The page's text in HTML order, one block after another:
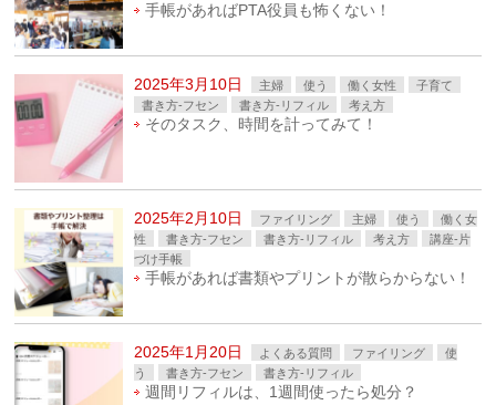
手帳があればPTA役員も怖くない！
2025年3月10日 主婦 使う 働く女性
子育て
書き方-フセン
書き方-リフィル 考え方
そのタスク、時間を計ってみて！
2025年2月10日 ファイリング 主婦 使う
働く女
性
書き方-フセン 書き方-リフィル 考え方
講座-片
づけ手帳
手帳があれば書類やプリントが散らからない！
2025年1月20日 よくある質問 ファイリング
使
う
書き方-フセン 書き方-リフィル
週間リフィルは、1週間使ったら処分？